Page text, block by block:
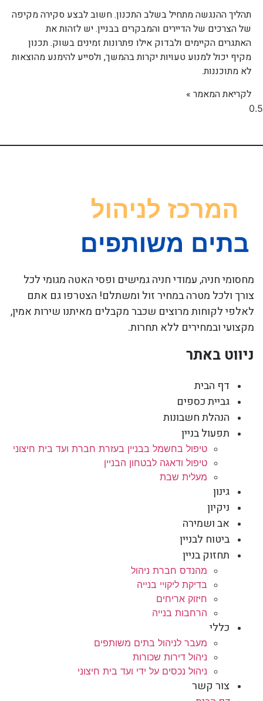
תהליך ההנגשה מתחיל בשלב התכנון. חשוב לבצע סקירה מקיפה
של הצרכים של הדיירים והמבקרים בבניין. יש לזהות את
האתגרים הקיימים ולבדוק אילו פתרונות זמינים בשוק. תכנון
מקיף יכול למנוע טעויות יקרות בהמשך, ולסייע להימנע מהוצאות
לא מתוכננות.
לקריאת המאמר »
מחסומי חניה, עמודי חניה גמישים ופסי האטה מגומי לכל
צורך ולכל מטרה במחיר זול ומשתלם! הצטרפו גם אתם
לאלפי לקוחות מרוצים שכבר מקבלים מאיתנו שירות אמין,
מקצועי ובמחירים ללא תחרות.
ניווט באתר
דף הבית
גביית כספים
הנהלת חשבונות
תפעול בניין
טיפול בחשמל בבניין בעזרת חברת ועד בית חיצוני
טיפול ודאגה לבטחון הבניין
מעלית שבת
גינון
ניקיון
אב ושמירה
ביטוח לבניין
תחזוק בניין
מהנדס חברת ניהול
בדיקת ליקויי בנייה
חיזוק אריחים
הרחבות בנייה
כללי
מעבר לניהול בתים משותפים
ניהול דירות שכורות
ניהול נכסים על ידי ועד בית חיצוני
צור קשר